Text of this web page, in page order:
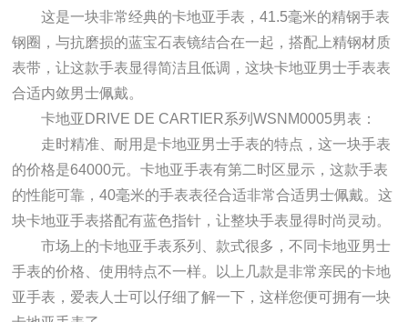
这是一块非常经典的卡地亚手表，41.5毫米的精钢手表
钢圈，与抗磨损的蓝宝石表镜结合在一起，搭配上精钢材质
表带，让这款手表显得简洁且低调，这块卡地亚男士手表表
合适内敛男士佩戴。
卡地亚DRIVE DE CARTIER系列WSNM0005男表：
走时精准、耐用是卡地亚男士手表的特点，这一块手表
的价格是64000元。卡地亚手表有第二时区显示，这款手表
的性能可靠，40毫米的手表表径合适非常合适男士佩戴。这
块卡地亚手表搭配有蓝色指针，让整块手表显得时尚灵动。
市场上的卡地亚手表系列、款式很多，不同卡地亚男士
手表的价格、使用特点不一样。以上几款是非常亲民的卡地
亚手表，爱表人士可以仔细了解一下，这样您便可拥有一块